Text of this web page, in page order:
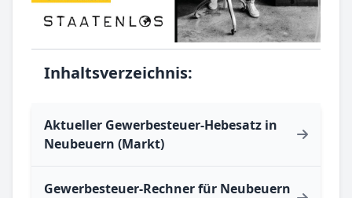
Inhaltsverzeichnis:
Aktueller Gewerbesteuer-Hebesatz in
Neubeuern (Markt)
Gewerbesteuer-Rechner für Neubeuern